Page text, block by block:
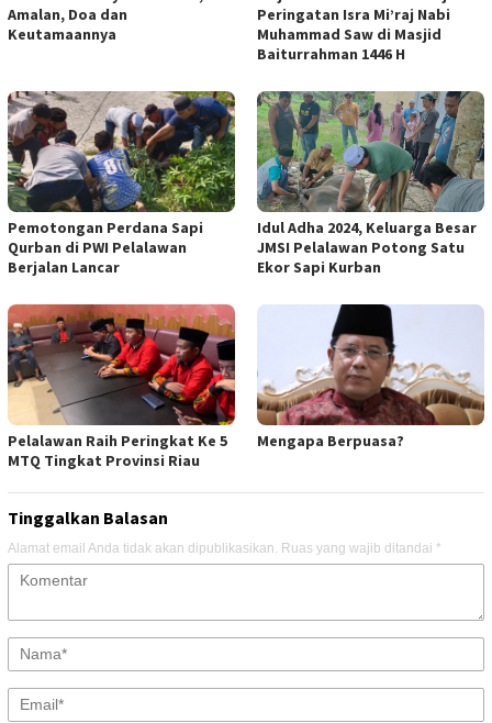
Amalan, Doa dan
Keutamaannya
Peringatan Isra Mi’raj Nabi
Muhammad Saw di Masjid
Baiturrahman 1446 H
Pemotongan Perdana Sapi
Qurban di PWI Pelalawan
Berjalan Lancar
Idul Adha 2024, Keluarga Besar
JMSI Pelalawan Potong Satu
Ekor Sapi Kurban
Pelalawan Raih Peringkat Ke 5
MTQ Tingkat Provinsi Riau
Mengapa Berpuasa?
Tinggalkan Balasan
Alamat email Anda tidak akan dipublikasikan. Ruas yang wajib ditandai *